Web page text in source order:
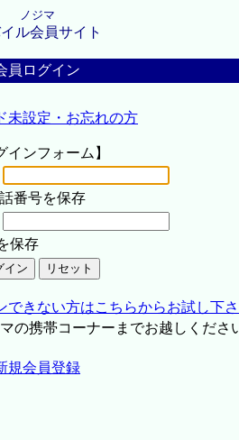
ノジマ
ル会員サイト
員ログイン
未設定・お忘れの方
インフォーム】
番号を保存
保存
できない方はこちらからお試し下
の携帯コーナーまでお越しくださ
規会員登録